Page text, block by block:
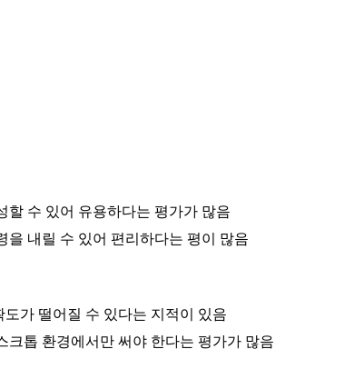
할 수 있어 유용하다는 평가가 많음
을 내릴 수 있어 편리하다는 평이 많음
가 떨어질 수 있다는 지적이 있음
크톱 환경에서만 써야 한다는 평가가 많음